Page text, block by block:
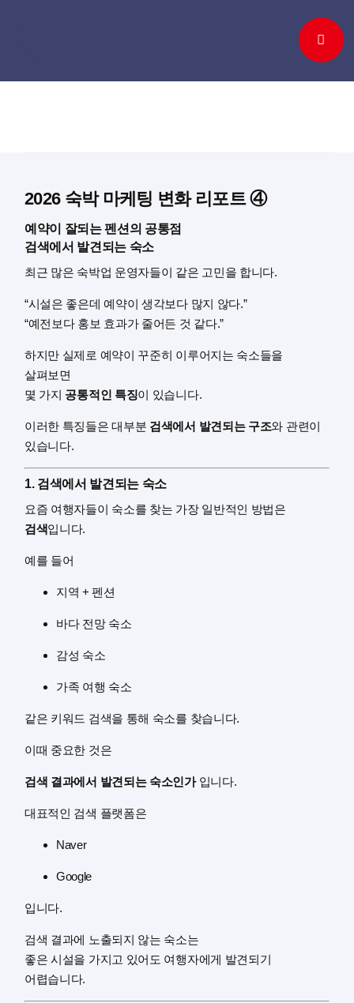
2026 숙박 마케팅 변화 리포트 ④
예약이 잘되는 펜션의 공통점
검색에서 발견되는 숙소
최근 많은 숙박업 운영자들이 같은 고민을 합니다.
“시설은 좋은데 예약이 생각보다 많지 않다.”
“예전보다 홍보 효과가 줄어든 것 같다.”
하지만 실제로 예약이 꾸준히 이루어지는 숙소들을
살펴보면
몇 가지 공통적인 특징이 있습니다.
이러한 특징들은 대부분 검색에서 발견되는 구조와 관련이
있습니다.
1. 검색에서 발견되는 숙소
요즘 여행자들이 숙소를 찾는 가장 일반적인 방법은
검색입니다.
예를 들어
지역 + 펜션
바다 전망 숙소
감성 숙소
가족 여행 숙소
같은 키워드 검색을 통해 숙소를 찾습니다.
이때 중요한 것은
검색 결과에서 발견되는 숙소인가입니다.
대표적인 검색 플랫폼은
Naver
Google
입니다.
검색 결과에 노출되지 않는 숙소는
좋은 시설을 가지고 있어도 여행자에게 발견되기
어렵습니다.